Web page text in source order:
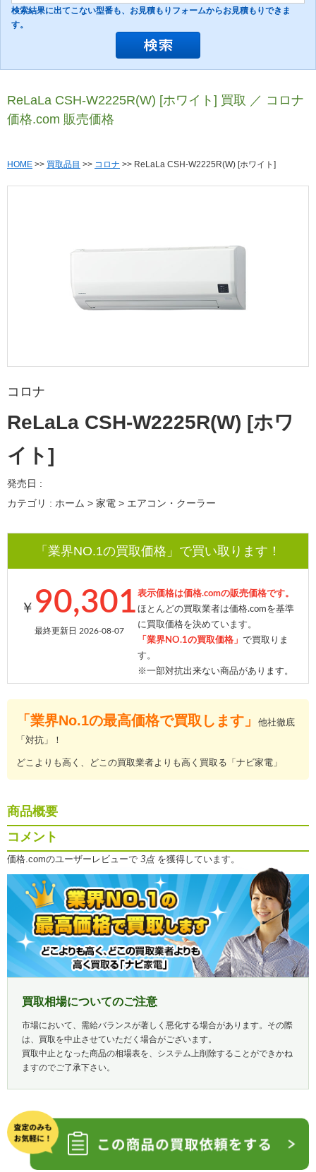
検索結果に出てこない型番も、お見積もりフォームからお見積もりできま
す。
ReLaLa CSH-W2225R(W) [ホワイト] 買取 ／ コロナ
価格.com 販売価格
HOME >> 買取品目 >> コロナ >> ReLaLa CSH-W2225R(W) [ホワイト]
コロナ
ReLaLa CSH-W2225R(W) [ホワ
イト]
発売日 :
カテゴリ : ホーム > 家電 > エアコン・クーラー
「業界NO.1の買取価格」で買い取ります！
￥ 90,301
最終更新日 2026-08-07
表示価格は価格.comの販売価格です。
ほとんどの買取業者は価格.comを基準
に買取価格を決めています。
「業界NO.1の買取価格」 で買取りま
す。
※一部対抗出来ない商品があります。
「業界No.1の最高価格で買取します」
他社徹底
「対抗」！
どこよりも高く、どこの買取業者よりも高く買取る「ナビ家電」
商品概要
コメント
価格.comのユーザーレビューで 3点を獲得しています。
買取相場についてのご注意
市場において、需給バランスが著しく悪化する場合があります。その際
は、買取を中止させていただく場合がございます。
買取中止となった商品の相場表を、システム上削除することができかね
ますのでご了承下さい。